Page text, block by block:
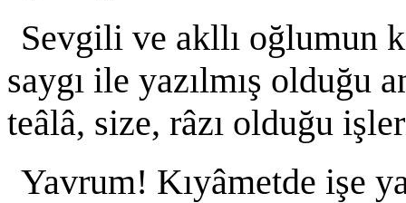
Sevgili ve akllı oğlumun
saygı ile yazılmış olduğu
teâlâ, size, râzı olduğu
Yavrum! Kıyâmetde işe